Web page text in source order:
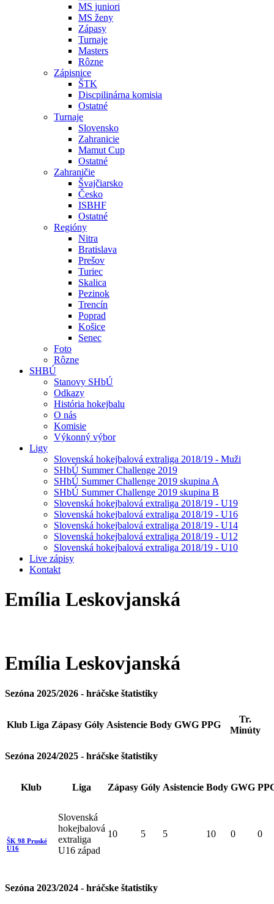
MS juniori
MS ženy
Zápasy
Turnaje
Masters
Rôzne
Zápisnice
ŠTK
Discpilinárna komisia
Ostatné
Turnaje
Slovensko
Zahranicie
Mamut Cup
Ostatné
Zahraničie
Švajčiarsko
Česko
ISBHF
Ostatné
Regióny
Nitra
Bratislava
Prešov
Turiec
Skalica
Pezinok
Trencín
Poprad
Košice
Senec
Foto
Rôzne
SHBÚ
Stanovy SHbÚ
Odkazy
História hokejbalu
O nás
Komisie
Výkonný výbor
Ligy
Slovenská hokejbalová extraliga 2018/19 - Muži
SHbÚ Summer Challenge 2019
SHbÚ Summer Challenge 2019 skupina A
SHbÚ Summer Challenge 2019 skupina B
Slovenská hokejbalová extraliga 2018/19 - U19
Slovenská hokejbalová extraliga 2018/19 - U16
Slovenská hokejbalová extraliga 2018/19 - U14
Slovenská hokejbalová extraliga 2018/19 - U12
Slovenská hokejbalová extraliga 2018/19 - U10
Live zápisy
Kontakt
Emília Leskovjanská
Emília Leskovjanská
Sezóna 2025/2026 - hráčske štatistiky
Klub Liga Zápasy Góly Asistencie Body GWG PPG
Tr.
Minúty
Sezóna 2024/2025 - hráčske štatistiky
Klub Liga Zápasy Góly Asistencie Body GWG
ŠK 98 Pruské
U16
Slovenská
hokejbalová
extraliga
U16 západ
10 5 5 10 0 0
Sezóna 2023/2024 - hráčske štatistiky